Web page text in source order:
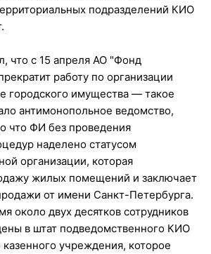
подразделений КИО
что с 15 апреля АО "Фонд
работу по организации
городского имущества — такое
антимонопольное ведомство,
что ФИ без проведения
наделено статусом
организации, которая
жилых помещений и заключает
от имени Санкт-Петербурга.
около двух десятков сотрудников
в штат подведомственного КИО
казенного учреждения, которое